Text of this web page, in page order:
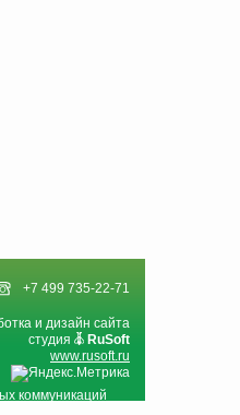
+7 499 735-22-71
и дизайн сайта
студия
RuSoft
www.rusoft.ru
коммуникаций